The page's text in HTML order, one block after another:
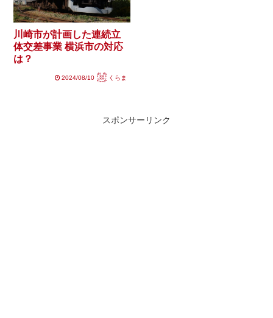
川崎市が計画した連続立
体交差事業 横浜市の対応
は？
2024/08/10 くらま
スポンサーリンク